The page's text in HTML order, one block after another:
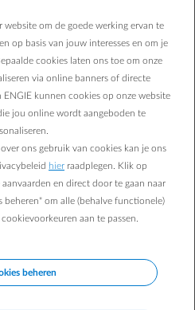
vous sur les économies
d'énergie et vous avez déjà
pour moins consommer ?
! Répondez à quelques
website om de goede werking ervan te
op basis van jouw interesses en om je
cookies laten ons toe om onze
via online banners of directe
kunnen cookies op onze website
jou online wordt aangeboden te
ons gebruik van cookies kan je ons
hier raadplegen. Klik op
en direct door te gaan naar
beheren" om alle (behalve functionele)
aan te passen.
beheren